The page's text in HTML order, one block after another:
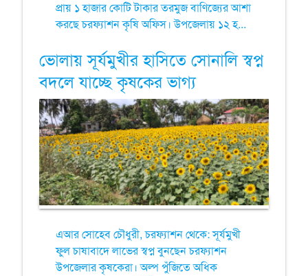
প্রায় ১ হাজার কোটি টাকার তরমুজ বাণিজ্যের আশা
করছে চরফ্যাশন কৃষি অফিস। উপজেলায় ১২ হ...
ভোলায় সূর্যমুখীর হাসিতে সোনালি স্বপ্ন
বদলে যাচ্ছে কৃষকের ভাগ্য
এআর সোহেব চৌধুরী, চরফ্যাশন থেকে: সূর্যমুখী
ফুল চাষাবাদে লাভের স্বপ্ন বুনছেন চরফ্যাশন
উপজেলার কৃষকেরা। অল্প পুঁজিতে অধিক